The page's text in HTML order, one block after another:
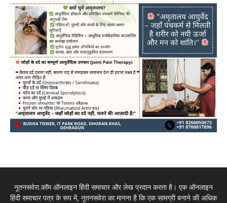
नूतनसवेरा.कॉम ऑनलाइन हिंदी समाचार और लेख प्रदान करता है। एक ऑनलाइन
हिंदी समाचार पत्र के रूप में, नूतनसवेरा का मानना है कि एक सामग्री बनाने की अधिक